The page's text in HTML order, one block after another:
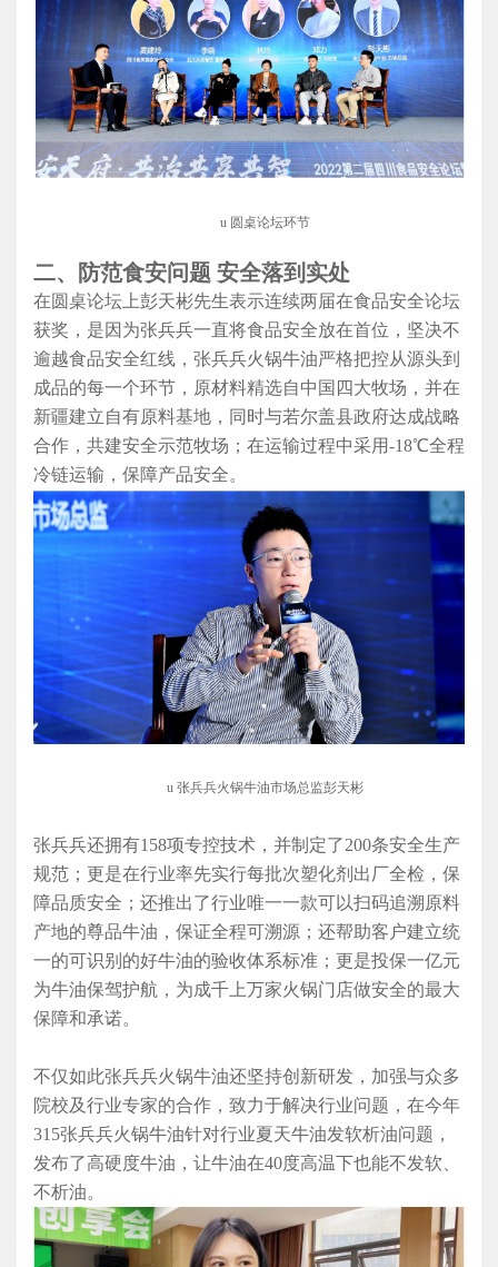
u 圆桌论坛环节
二、 防范食安问题 安全落到实处
在圆桌论坛上彭天彬先生表示连续两届在食品安全论坛
获奖，是因为张兵兵一直将食品安全放在首位，坚决不
逾越食品安全红线，张兵兵火锅牛油严格把控从源头到
成品的每一个环节，原材料精选自中国四大牧场，并在
新疆建立自有原料基地， 同时与若尔盖县政府达成战略
合作，共建安全示范牧场 ；在运输过程中采用-18℃全程
冷链运输，保障产品安全。
u 张兵兵火锅牛油市场总监彭天彬
张兵兵还拥有158项专控技术，并制定了200条安全生产
规范；更是在行业率先实行每批次塑化剂 出厂全检 ， 保
障品质安全；还推出了行业唯一一款可以扫码追溯原料
产地的尊品牛油 ， 保证全程可溯源 ； 还帮助客户建立统
一的可识别的好牛油的验收体系标准 ； 更是投保一亿元
为牛油保驾护航， 为成千上万家火锅门店做安全的最大
保障和承诺。
不仅如此张兵兵火锅牛油还坚持创新研发，加强与众多
院校及行业专家的合作，致力于解决行业问题， 在今年
315张兵兵火锅牛油针对行业夏天牛油发软析油问题 ，
发布了高硬度牛油，让牛油在40度高温下也能不发软、
不析油。